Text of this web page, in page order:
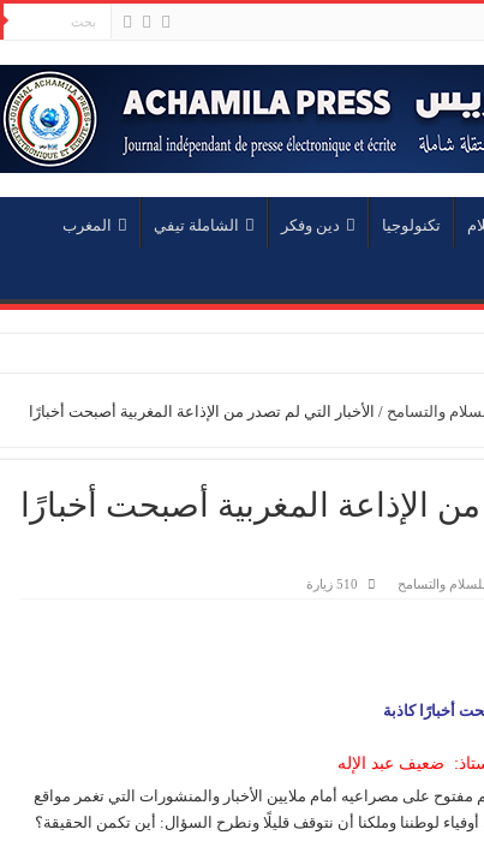
تكنولوجيا دين وفكر الشاملة تيفي المغرب
والتسامح / الأخبار التي لم تصدر من الإذاعة المغربية أصبحت أخبارًا
الإذاعة المغربية أصبحت أخبارًا
والتسامح 510 زيارة
أخبارًا كاذبة
ضعيف عبد الإله
على مصراعيه أمام ملايين الأخبار والمنشورات التي تغمر مواقع
أوفياء لوطننا وملكنا أن نتوقف قليلًا ونطرح السؤال: أين تكمن الحقيقة؟